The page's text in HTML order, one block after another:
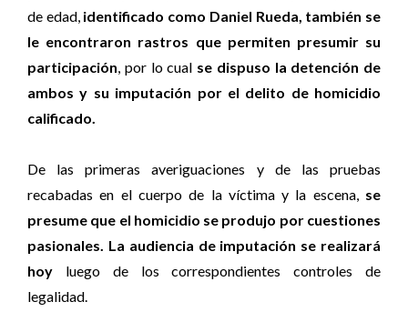
de edad, identificado como Daniel Rueda, también se
le encontraron rastros que permiten presumir su
participación, por lo cual se dispuso la detención de
ambos y su imputación por el delito de homicidio
calificado.
De las primeras averiguaciones y de las pruebas
recabadas en el cuerpo de la víctima y la escena, se
presume que el homicidio se produjo por cuestiones
pasionales. La audiencia de imputación se realizará
hoy luego de los correspondientes controles de
legalidad.